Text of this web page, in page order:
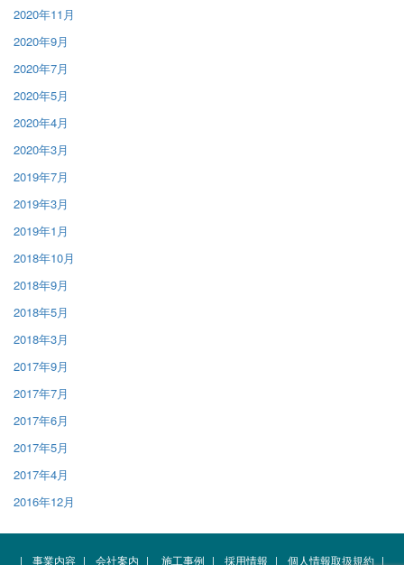
2020年11月
2020年9月
2020年7月
2020年5月
2020年4月
2020年3月
2019年7月
2019年3月
2019年1月
2018年10月
2018年9月
2018年5月
2018年3月
2017年9月
2017年7月
2017年6月
2017年5月
2017年4月
2016年12月
| 事業内容 | 会社案内 | 施工事例 | 採用情報 | 個人情報取扱規約 |